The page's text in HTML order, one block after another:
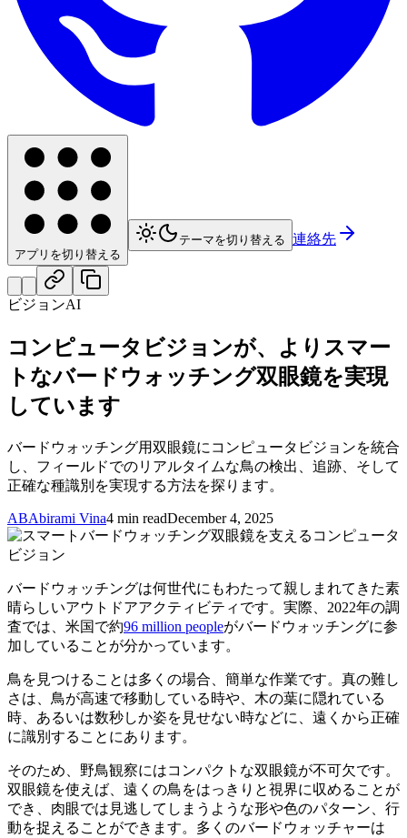
アプリを切り替える
テーマを切り替える 連絡先
ビジョンAI
コンピュータビジョンが、よりスマー
トなバードウォッチング双眼鏡を実現
しています
バードウォッチング用双眼鏡にコンピュータビジョンを統合
し、フィールドでのリアルタイムな鳥の検出、追跡、そして
正確な種識別を実現する方法を探ります。
ABAbirami Vina4 min readDecember 4, 2025
バードウォッチングは何世代にもわたって親しまれてきた素
晴らしいアウトドアアクティビティです。実際、2022年の調
査では、米国で約96 million peopleがバードウォッチングに参
加していることが分かっています。
鳥を見つけることは多くの場合、簡単な作業です。真の難し
さは、鳥が高速で移動している時や、木の葉に隠れている
時、あるいは数秒しか姿を見せない時などに、遠くから正確
に識別することにあります。
そのため、野鳥観察にはコンパクトな双眼鏡が不可欠です。
双眼鏡を使えば、遠くの鳥をはっきりと視界に収めることが
でき、肉眼では見逃してしまうような形や色のパターン、行
動を捉えることができます。多くのバードウォッチャーは